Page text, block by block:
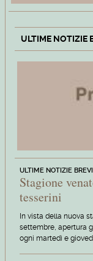
ULTIME NOTIZIE
ULTIME NOTIZIE BREVI
Stagione
tesserini
In vista della nuova
settembre, apertura
ogni martedì e